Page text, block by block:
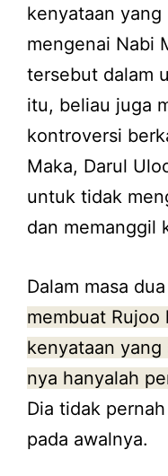
kenyataan
mengenai Nabi
tersebut dalam
itu, beliau juga
kontroversi
Maka, Darul
untuk tidak
dan memanggil
Dalam masa
membuat
kenyataan
nya hanyalah
Dia tidak
pada awalnya.